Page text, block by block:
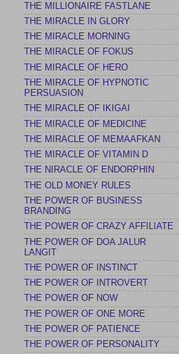
THE MILLIONAIRE FASTLANE
THE MIRACLE IN GLORY
THE MIRACLE MORNING
THE MIRACLE OF FOKUS
THE MIRACLE OF HERO
THE MIRACLE OF HYPNOTIC
PERSUASION
THE MIRACLE OF IKIGAI
THE MIRACLE OF MEDICINE
THE MIRACLE OF MEMAAFKAN
THE MIRACLE OF VITAMIN D
THE NIRACLE OF ENDORPHIN
THE OLD MONEY RULES
THE POWER OF BUSINESS
BRANDING
THE POWER OF CRAZY AFFILIATE
THE POWER OF DOA JALUR
LANGIT
THE POWER OF INSTINCT
THE POWER OF INTROVERT
THE POWER OF NOW
THE POWER OF ONE MORE
THE POWER OF PATIENCE
THE POWER OF PERSONALITY